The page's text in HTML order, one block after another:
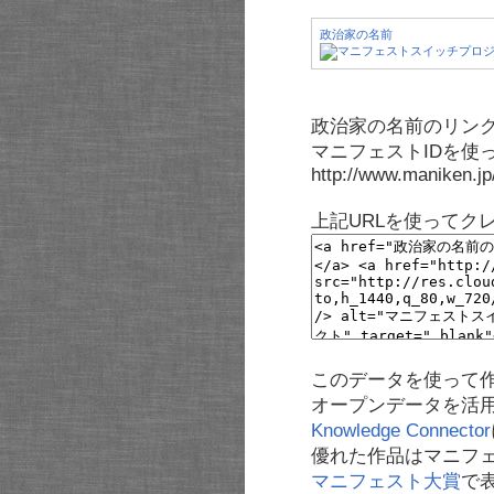
政治家の名前
政治家の名前のリン
マニフェストIDを使
http://
上記URLを使ってク
このデータを使って
オープンデータを活
Knowledge Connector
優れた作品はマニフ
マニフェスト大賞で